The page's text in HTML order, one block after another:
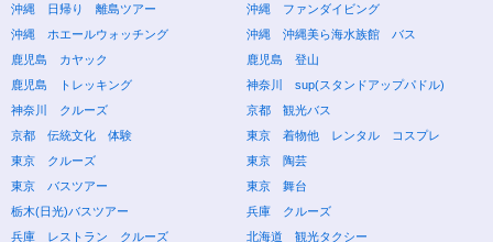
沖縄 日帰り 離島ツアー
沖縄 ファンダイビング
沖縄 ホエールウォッチング
沖縄 沖縄美ら海水族館 バス
鹿児島 カヤック
鹿児島 登山
鹿児島 トレッキング
神奈川 sup(スタンドアップパドル)
神奈川 クルーズ
京都 観光バス
京都 伝統文化 体験
東京 着物他 レンタル コスプレ
東京 クルーズ
東京 陶芸
東京 バスツアー
東京 舞台
栃木(日光)バスツアー
兵庫 クルーズ
兵庫 レストラン クルーズ
北海道 観光タクシー